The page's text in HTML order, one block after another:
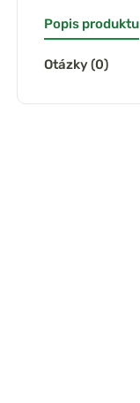
Popis produktu
Otázky (0)